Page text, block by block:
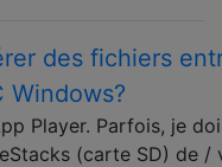
des fichiers
Windows?
Player. Parfois, je
(carte SD) de /